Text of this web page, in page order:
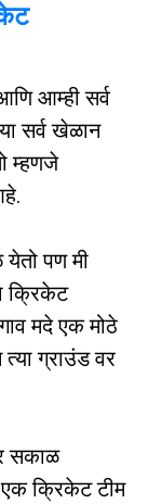
आम्ही सर्व
सर्व खेळान
म्हणजे
पण मी
क्रिकेट
मदे एक मोठे
ग्राउंड वर
सकाळ
क्रिकेट टीम